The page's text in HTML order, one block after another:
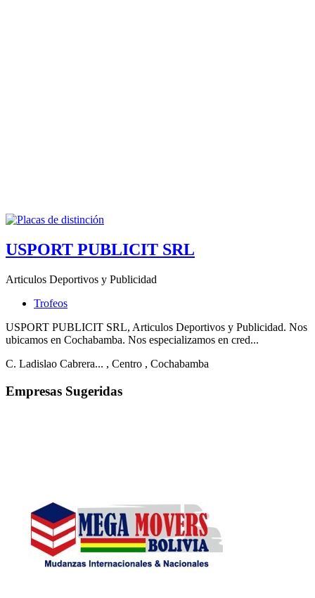
USPORT PUBLICIT SRL
Articulos Deportivos y Publicidad
Trofeos
USPORT PUBLICIT SRL, Articulos Deportivos y Publicidad. Nos
ubicamos en Cochabamba. Nos especializamos en cred...
C. Ladislao Cabrera... , Centro , Cochabamba
Empresas Sugeridas